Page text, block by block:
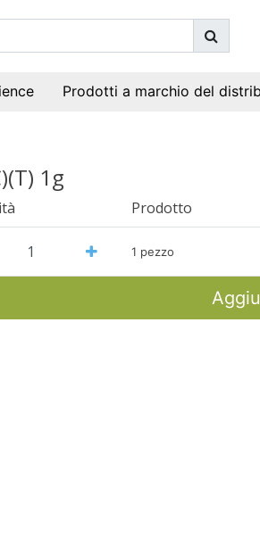
Prodotti a marchio del
1g
Prodotto
1 pezzo